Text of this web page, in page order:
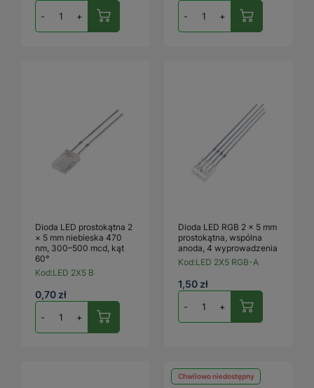
- + - +
Dioda LED prostokątna 2
× 5 mm niebieska 470
nm, 300–500 mcd, kąt
60°
Kod:LED 2X5 B
0,70 zł
- +
Dioda LED RGB 2 × 5 mm
prostokątna, wspólna
anoda, 4 wyprowadzenia
Kod:LED 2X5 RGB-A
1,50 zł
- +
Chwilowo niedostępny